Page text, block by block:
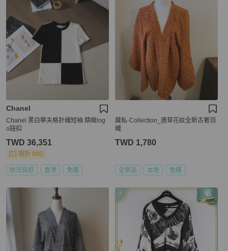
Chanel
Chanel 黑白華夫格針織短袖 精緻log
o鈕扣
TWD 36,351
現折 800
狀況良好 香港 免運
藏私·Collection_唐草花紋全新古著羽
織
TWD 1,780
全新品 本地 免運